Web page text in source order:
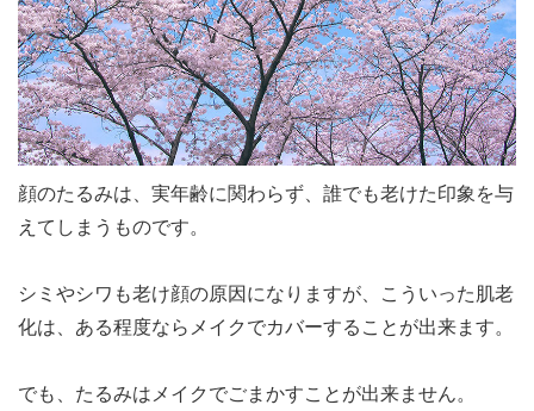
顔のたるみは、実年齢に関わらず、誰でも老けた印象を与
えてしまうものです。
シミやシワも老け顔の原因になりますが、こういった肌老
化は、ある程度ならメイクでカバーすることが出来ます。
でも、たるみはメイクでごまかすことが出来ません。